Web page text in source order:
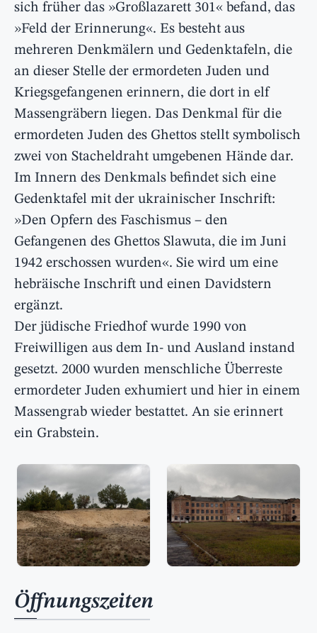
sich früher das »Großlazarett 301« befand, das
»Feld der Erinnerung«. Es besteht aus
mehreren Denkmälern und Gedenktafeln, die
an dieser Stelle der ermordeten Juden und
Kriegsgefangenen erinnern, die dort in elf
Massengräbern liegen. Das Denkmal für die
ermordeten Juden des Ghettos stellt symbolisch
zwei von Stacheldraht umgebenen Hände dar.
Im Innern des Denkmals befindet sich eine
Gedenktafel mit der ukrainischer Inschrift:
»Den Opfern des Faschismus – den
Gefangenen des Ghettos Slawuta, die im Juni
1942 erschossen wurden«. Sie wird um eine
hebräische Inschrift und einen Davidstern
ergänzt.
Der jüdische Friedhof wurde 1990 von
Freiwilligen aus dem In- und Ausland instand
gesetzt. 2000 wurden menschliche Überreste
ermordeter Juden exhumiert und hier in einem
Massengrab wieder bestattet. An sie erinnert
ein Grabstein.
Öffnungszeiten